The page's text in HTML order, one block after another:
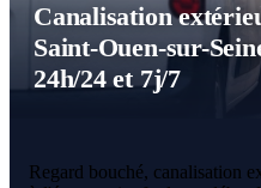
Canalisation
Saint-Ouen-sur-
24h/24 et 7j/7
Regard bouché, canalisation